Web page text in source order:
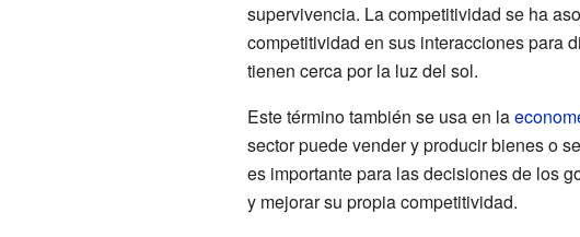
supervivencia. La competitividad se ha
competitividad en sus interacciones para
tienen cerca por la luz del sol.
Este término también se usa en la
sector puede vender y producir bienes o
es importante para las decisiones de los
y mejorar su propia competitividad.